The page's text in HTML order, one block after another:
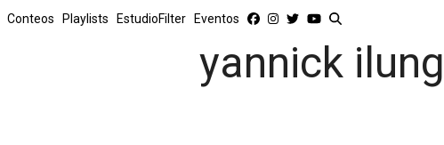
Conteos Playlists EstudioFilter Eventos
yannick